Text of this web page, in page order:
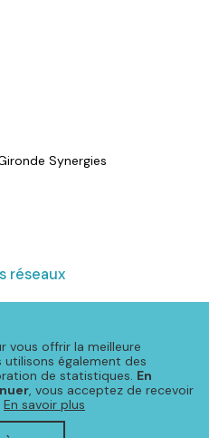
vous offrir la meilleure
utilisons également des
de statistiques. En
, vous acceptez de recevoir
En savoir plus
Synergies
réseaux